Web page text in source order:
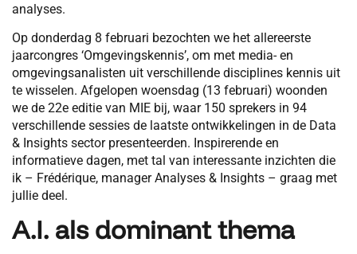
analyses.
Op donderdag 8 februari bezochten we het allereerste
jaarcongres ‘Omgevingskennis’, om met media- en
omgevingsanalisten uit verschillende disciplines kennis uit
te wisselen. Afgelopen woensdag (13 februari) woonden
we de 22e editie van MIE bij, waar 150 sprekers in 94
verschillende sessies de laatste ontwikkelingen in de Data
& Insights sector presenteerden. Inspirerende en
informatieve dagen, met tal van interessante inzichten die
ik – Frédérique, manager Analyses & Insights – graag met
jullie deel.
A.I. als dominant thema